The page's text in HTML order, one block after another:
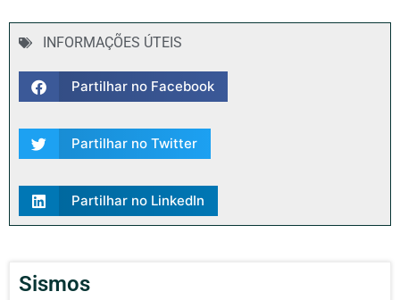
INFORMAÇÕES ÚTEIS
Partilhar no Facebook
Partilhar no Twitter
Partilhar no LinkedIn
Sismos